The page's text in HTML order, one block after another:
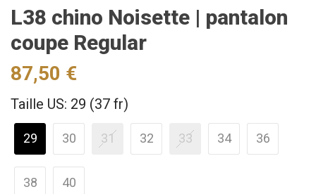
L38 chino Noisette | pantalon
coupe Regular
87,50 €
Taille US: 29 (37 fr)
29 30 31 32 33 34 36
38 40